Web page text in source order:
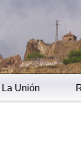
La Unión